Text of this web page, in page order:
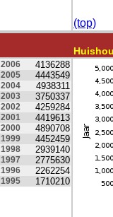
(top)
2006 4136288
2005 4443549
2004 4938311
2003 3750337
2002 4259284
2001 4419613
2000 4890708
1999 4452459
1998 2939140
1997 2775630
1996 2262254
1995 1710210